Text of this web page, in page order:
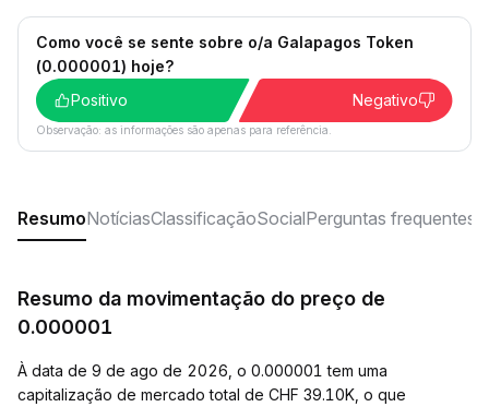
Como você se sente sobre o/a Galapagos Token
(0.000001) hoje?
Positivo
Negativo
Observação: as informações são apenas para referência.
ResumoNotíciasClassificaçãoSocialPerguntas frequentes
Resumo da movimentação do preço de
0.000001
À data de 9 de ago de 2026, o 0.000001 tem uma
capitalização de mercado total de CHF 39.10K, o que